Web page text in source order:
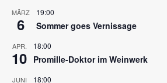
MÄRZ
6
19:00
Sommer goes Vernissage
APR.
10
18:00
Promille-Doktor im Weinwerk
JUNI 18:00